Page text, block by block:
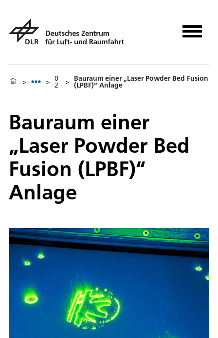
> > 0
2 > Bauraum einer „Laser Powder Bed Fusion
(LPBF)“ Anlage
Bauraum einer
„Laser Powder Bed
Fusion (LPBF)“
Anlage